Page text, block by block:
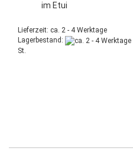
im Etui
Lieferzeit: ca. 2 - 4 Werktage
Lagerbestand:
St.